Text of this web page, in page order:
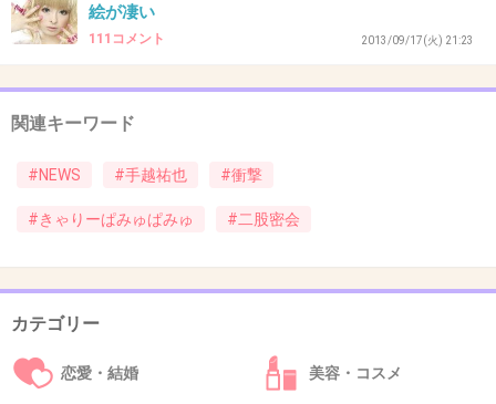
りません‥。
+549
カワイイの代名詞、、？ヾ(ﾟдﾟ)ﾉ゛
+450
絵が凄い
111コメント 2013/09/17(火) 21:23
関連キーワード
#NEWS #手越祐也 #衝撃
#きゃりーぱみゅぱみゅ #二股密会
カテゴリー
恋愛・結婚 美容・コスメ